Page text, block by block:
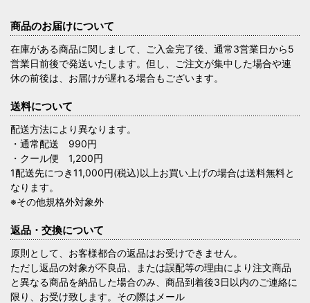
商品のお届けについて
在庫がある商品に関しまして、ご入金完了後、通常3営業日から5
営業日前後で発送いたします。但し、ご注文が集中した場合や連
休の前後は、お届けが遅れる場合もございます。
送料について
配送方法により異なります。
・通常配送 990円
・クール便 1,200円
1配送先につき11,000円(税込)以上お買い上げの場合は送料無料と
なります。
※その他規格外対象外
返品・交換について
原則として、お客様都合の返品はお受けできません。
ただし返品の対象が不良品、または誤配等の理由により注文商品
と異なる商品を納品した場合のみ、商品到着後3日以内のご連絡に
限り、お受け致します。その際はメール